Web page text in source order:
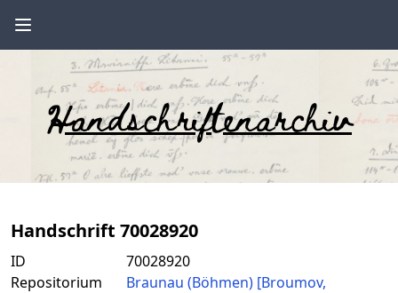
Handschriftenarchiv
Handschrift 70028920
ID
70028920
Repositorium
Braunau (Böhmen) [Broumov,